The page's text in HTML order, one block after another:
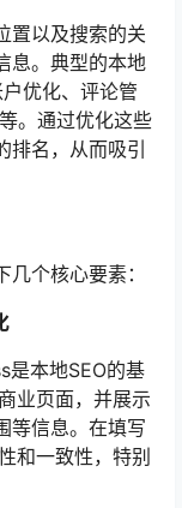
置以及搜索的关
息。典型的本地
优化、评论管
。通过优化这些
名，从而吸引
个核心要素：
是本地SEO的基
业页面，并展示
等信息。在填写
和一致性，特别